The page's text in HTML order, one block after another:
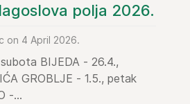
polja 2026.
on 4 April 2026.
BIJEDA - 26.4.,
GROBLJE - 1.5., petak
-...